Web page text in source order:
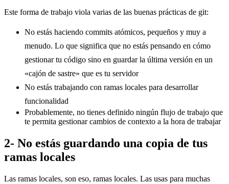
Este forma de trabajo viola varias de las buenas prácticas de git:
No estás haciendo commits atómicos, pequeños y muy a
menudo. Lo que significa que no estás pensando en cómo
gestionar tu código sino en guardar la última versión en un
«cajón de sastre» que es tu servidor
No estás trabajando con ramas locales para desarrollar
funcionalidad
Probablemente, no tienes definido ningún flujo de trabajo que
te permita gestionar cambios de contexto a la hora de trabajar
2- No estás guardando una copia de tus
ramas locales
Las ramas locales, son eso, ramas locales. Las usas para muchas